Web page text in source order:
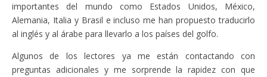
importantes del mundo como Estados Unidos, México,
Alemania, Italia y Brasil e incluso me han propuesto traducirlo
al inglés y al árabe para llevarlo a los países del golfo.
Algunos de los lectores ya me están contactando con
preguntas adicionales y me sorprende la rapidez con que